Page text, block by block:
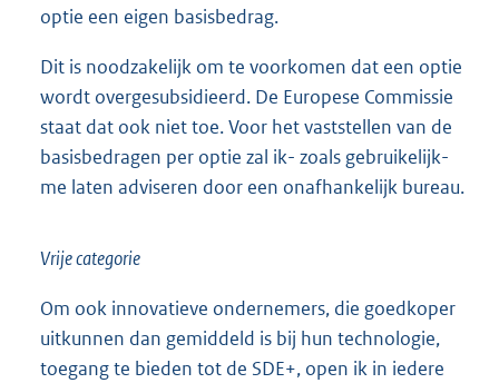
optie een eigen basisbedrag.
Dit is noodzakelijk om te voorkomen dat een optie
wordt overgesubsidieerd. De Europese Commissie
staat dat ook niet toe. Voor het vaststellen van de
basisbedragen per optie zal ik- zoals gebruikelijk-
me laten adviseren door een onafhankelijk bureau.
Vrije categorie
Om ook innovatieve ondernemers, die goedkoper
uitkunnen dan gemiddeld is bij hun technologie,
toegang te bieden tot de SDE+, open ik in iedere